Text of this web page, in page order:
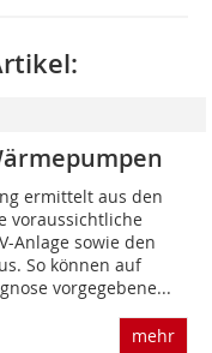
ermittelt aus den
voraussichtliche
Anlage sowie den
So können auf
vorgegebene...
mehr